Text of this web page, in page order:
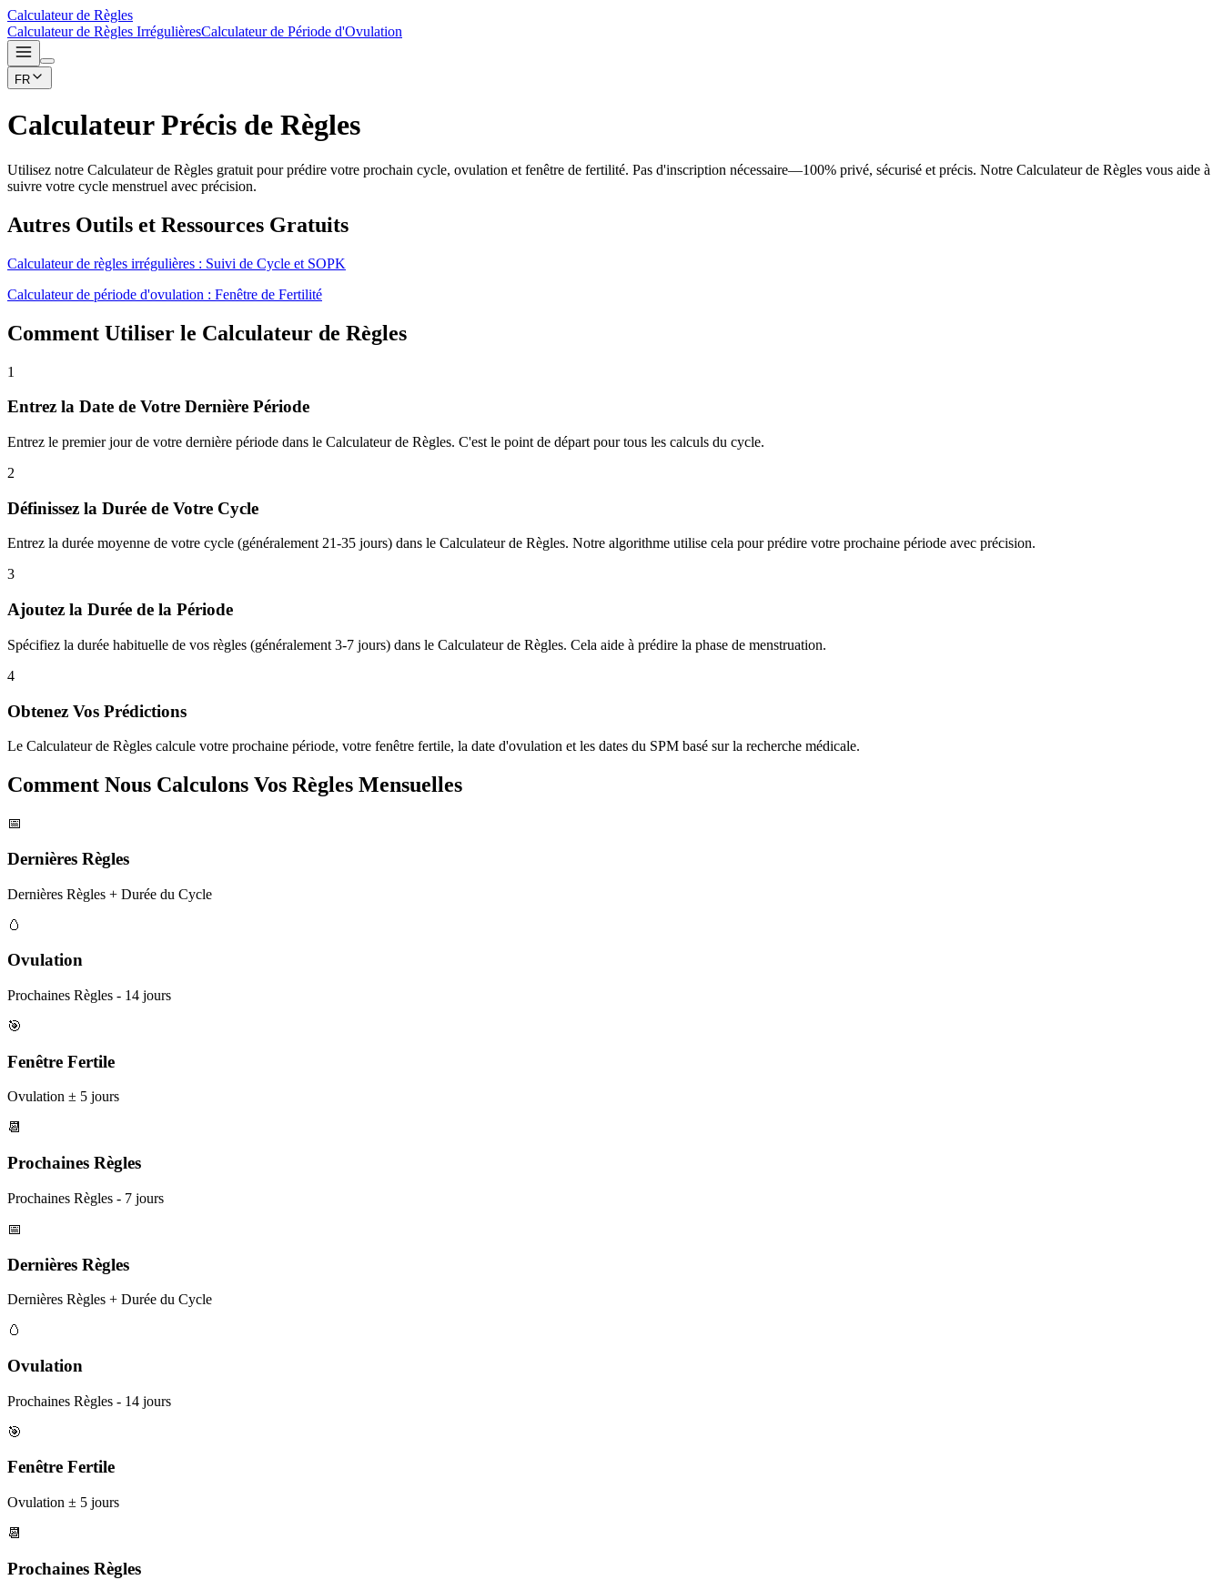
Calculateur de Règles
Calculateur de Règles IrrégulièresCalculateur de Période d'Ovulation
FR
Calculateur Précis de Règles
Utilisez notre Calculateur de Règles gratuit pour prédire votre prochain cycle, ovulation et fenêtre de fertilité. Pas d'inscription nécessaire—100% privé, sécurisé et précis. Notre Calculateur de Règles vous aide à
suivre votre cycle menstruel avec précision.
Autres Outils et Ressources Gratuits
Calculateur de règles irrégulières : Suivi de Cycle et SOPK
Calculateur de période d'ovulation : Fenêtre de Fertilité
Comment Utiliser le Calculateur de Règles
1
Entrez la Date de Votre Dernière Période
Entrez le premier jour de votre dernière période dans le Calculateur de Règles. C'est le point de départ pour tous les calculs du cycle.
2
Définissez la Durée de Votre Cycle
Entrez la durée moyenne de votre cycle (généralement 21-35 jours) dans le Calculateur de Règles. Notre algorithme utilise cela pour prédire votre prochaine période avec précision.
3
Ajoutez la Durée de la Période
Spécifiez la durée habituelle de vos règles (généralement 3-7 jours) dans le Calculateur de Règles. Cela aide à prédire la phase de menstruation.
4
Obtenez Vos Prédictions
Le Calculateur de Règles calcule votre prochaine période, votre fenêtre fertile, la date d'ovulation et les dates du SPM basé sur la recherche médicale.
Comment Nous Calculons Vos Règles Mensuelles
📅
Dernières Règles
Dernières Règles + Durée du Cycle
🥚
Ovulation
Prochaines Règles - 14 jours
🎯
Fenêtre Fertile
Ovulation ± 5 jours
📆
Prochaines Règles
Prochaines Règles - 7 jours
📅
Dernières Règles
Dernières Règles + Durée du Cycle
🥚
Ovulation
Prochaines Règles - 14 jours
🎯
Fenêtre Fertile
Ovulation ± 5 jours
📆
Prochaines Règles